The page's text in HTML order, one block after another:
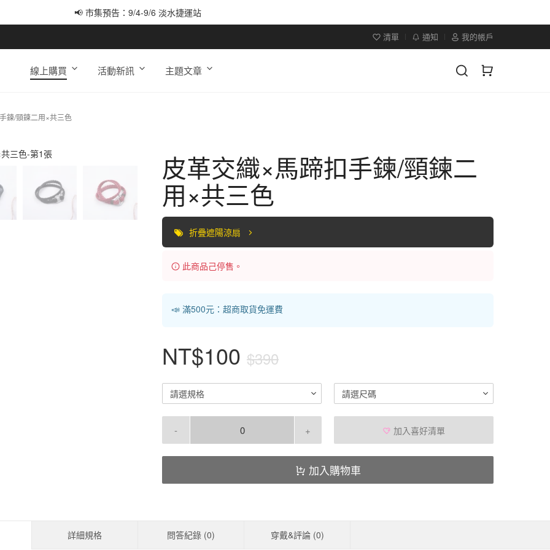
📢 市集預告：9/4-9/6 淡水捷運站
清單 通知 我的帳戶
線上購買 活動新訊 主題文章
鍊/頸鍊二用×共三色
皮革交織×馬蹄扣手鍊/頸鍊二
用×共三色
折疊遮陽涼扇
此商品己停售。
📣 滿500元：超商取貨免運費
NT$100 $390
請選規格 請選尺碼
- + 加入喜好清單
加入購物車
詳細規格 問答紀錄 (0) 穿戴&評論 (0)